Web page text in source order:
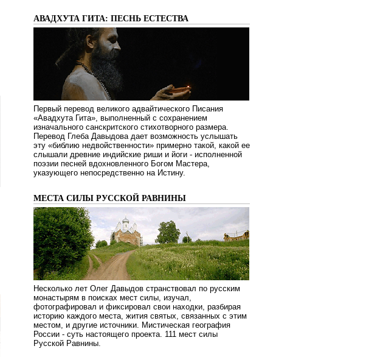
АВАДХУТА ГИТА: ПЕСНЬ ЕСТЕСТВА
Первый перевод великого адвайтического Писания
«Авадхута Гита», выполненный с сохранением
изначального санскритского стихотворного размера.
Перевод Глеба Давыдова дает возможность услышать
эту «библию недвойственности» примерно такой, какой ее
слышали древние индийские риши и йоги - исполненной
поэзии песней вдохновленного Богом Мастера,
указующего непосредственно на Истину.
МЕСТА СИЛЫ РУССКОЙ РАВНИНЫ
Несколько лет Олег Давыдов странствовал по русским
монастырям в поисках мест силы, изучал,
фотографировал и фиксировал свои находки, разбирая
историю каждого места, жития святых, связанных с этим
местом, и другие источники. Мистическая география
России - суть настоящего проекта. 111 мест силы
Русской Равнины.